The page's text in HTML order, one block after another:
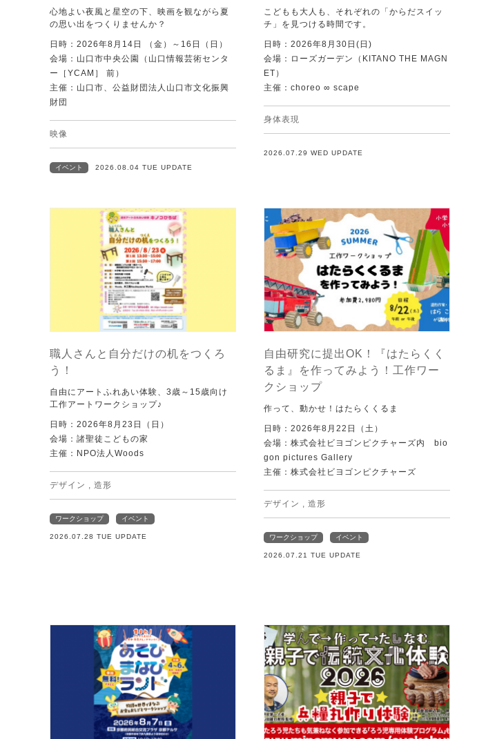
心地よい夜風と星空の下、映画を観ながら夏
の思い出をつくりませんか？
日時：2026年8月14日 （金）～16日（日）
会場：山口市中央公園（山口情報芸術センタ
ー［YCAM］ 前）
主催：山口市、公益財団法人山口市文化振興
財団
映像
イベント 2026.08.04 TUE UPDATE
こどもも大人も、それぞれの「からだスイッ
チ」を見つける時間です。
日時：2026年8月30日(日)
会場：ローズガーデン（KITANO THE MAGN
ET）
主催：choreo ∞ scape
身体表現
2026.07.29 WED UPDATE
職人さんと自分だけの机をつくろ
う！
自由にアートふれあい体験、3歳～15歳向け
工作アートワークショップ♪
日時：2026年8月23日（日）
会場：諸聖徒こどもの家
主催：NPO法人Woods
デザイン , 造形
ワークショップ イベント
2026.07.28 TUE UPDATE
自由研究に提出OK！『はたらくく
るま』を作ってみよう！工作ワー
クショップ
作って、動かせ！はたらくくるま
日時：2026年8月22日（土）
会場：株式会社ビヨゴンピクチャーズ内 bio
gon pictures Gallery
主催：株式会社ビヨゴンピクチャーズ
デザイン , 造形
ワークショップ イベント
2026.07.21 TUE UPDATE